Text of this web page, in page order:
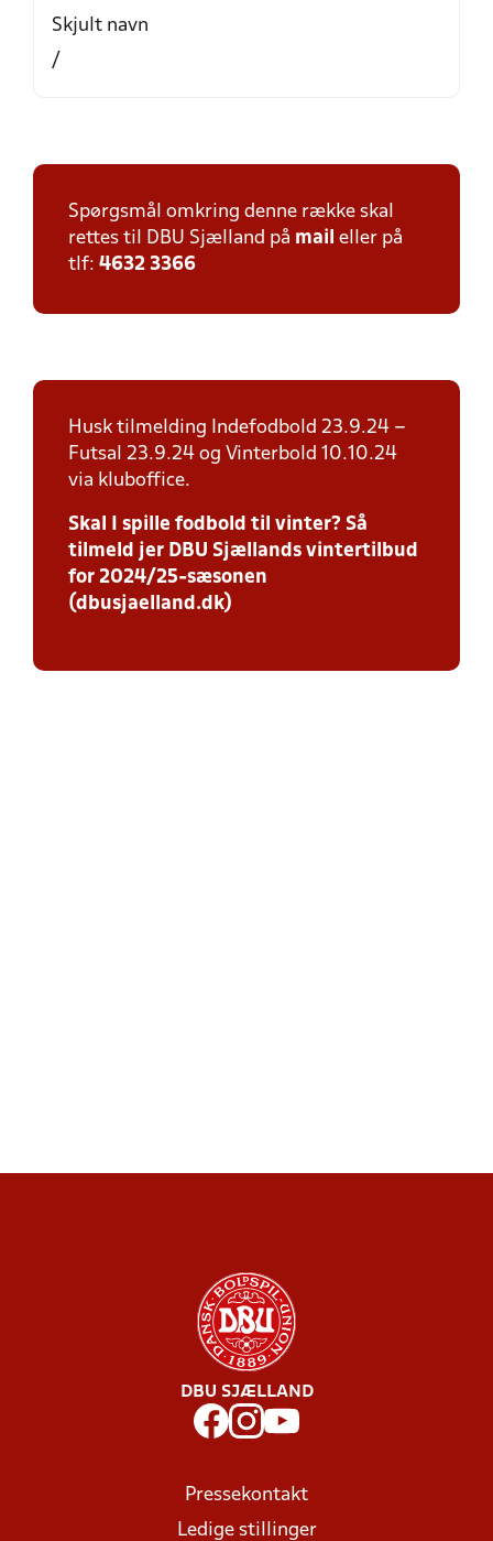
Skjult navn
/
Spørgsmål omkring denne række skal
rettes til DBU Sjælland på mail eller på
tlf: 4632 3366
Husk tilmelding Indefodbold 23.9.24 –
Futsal 23.9.24 og Vinterbold 10.10.24
via kluboffice.
Skal I spille fodbold til vinter? Så
tilmeld jer DBU Sjællands vintertilbud
for 2024/25-sæsonen
(dbusjaelland.dk)
DBU SJÆLLAND
Pressekontakt
Ledige stillinger